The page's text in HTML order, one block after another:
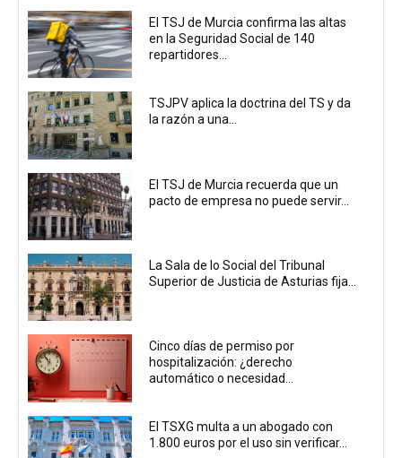
El TSJ de Murcia confirma las altas
en la Seguridad Social de 140
repartidores...
TSJPV aplica la doctrina del TS y da
la razón a una...
El TSJ de Murcia recuerda que un
pacto de empresa no puede servir...
La Sala de lo Social del Tribunal
Superior de Justicia de Asturias fija...
Cinco días de permiso por
hospitalización: ¿derecho
automático o necesidad...
El TSXG multa a un abogado con
1.800 euros por el uso sin verificar...